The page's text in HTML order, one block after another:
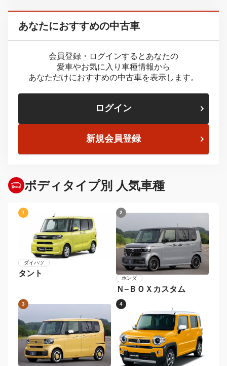
あなたにおすすめの中古車
会員登録・ログインするとあなたの
愛車やお気に入り車種情報から
あなただけにおすすめの中古車を表示します。
ログイン
新規会員登録
ボディタイプ別 人気車種
1
ダイハツ
タント
2
ホンダ
Ｎ−ＢＯＸカスタム
3 4